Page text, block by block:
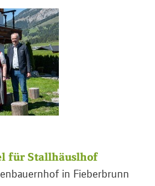
für Stallhäuslhof
in Fieberbrunn